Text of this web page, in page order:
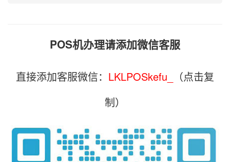
POS机办理请添加微信客服
直接添加客服微信： LKLPOSkefu_
（点击复
制）